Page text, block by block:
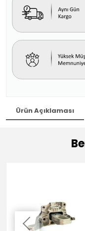
Ürün Açıklaması